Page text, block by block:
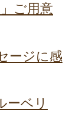
ご用意
ージに感
ーベリ